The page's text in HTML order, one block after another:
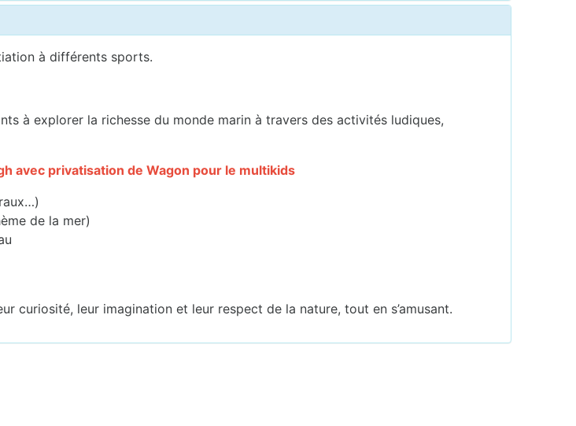
à différents sports.
à explorer la richesse du monde marin à travers des activités ludiques,
avec privatisation de Wagon pour le multikids
de la mer)
curiosité, leur imagination et leur respect de la nature, tout en s’amusant.